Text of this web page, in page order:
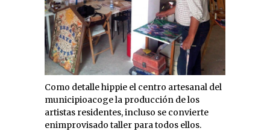
Como detalle hippie el centro artesanal del
municipioacoge la producción de los
artistas residentes, incluso se convierte
enimprovisado taller para todos ellos.